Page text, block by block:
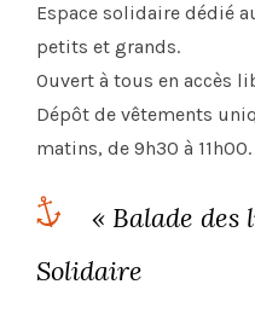
Espace solidaire dédié
petits et grands.
Ouvert à tous en accès
Dépôt de vêtements
matins, de 9h30 à 11h00.
« Balade des
Solidaire